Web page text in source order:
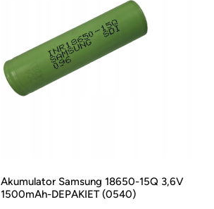
Akumulator Samsung 18650-15Q 3,6V
1500mAh-DEPAKIET (0540)